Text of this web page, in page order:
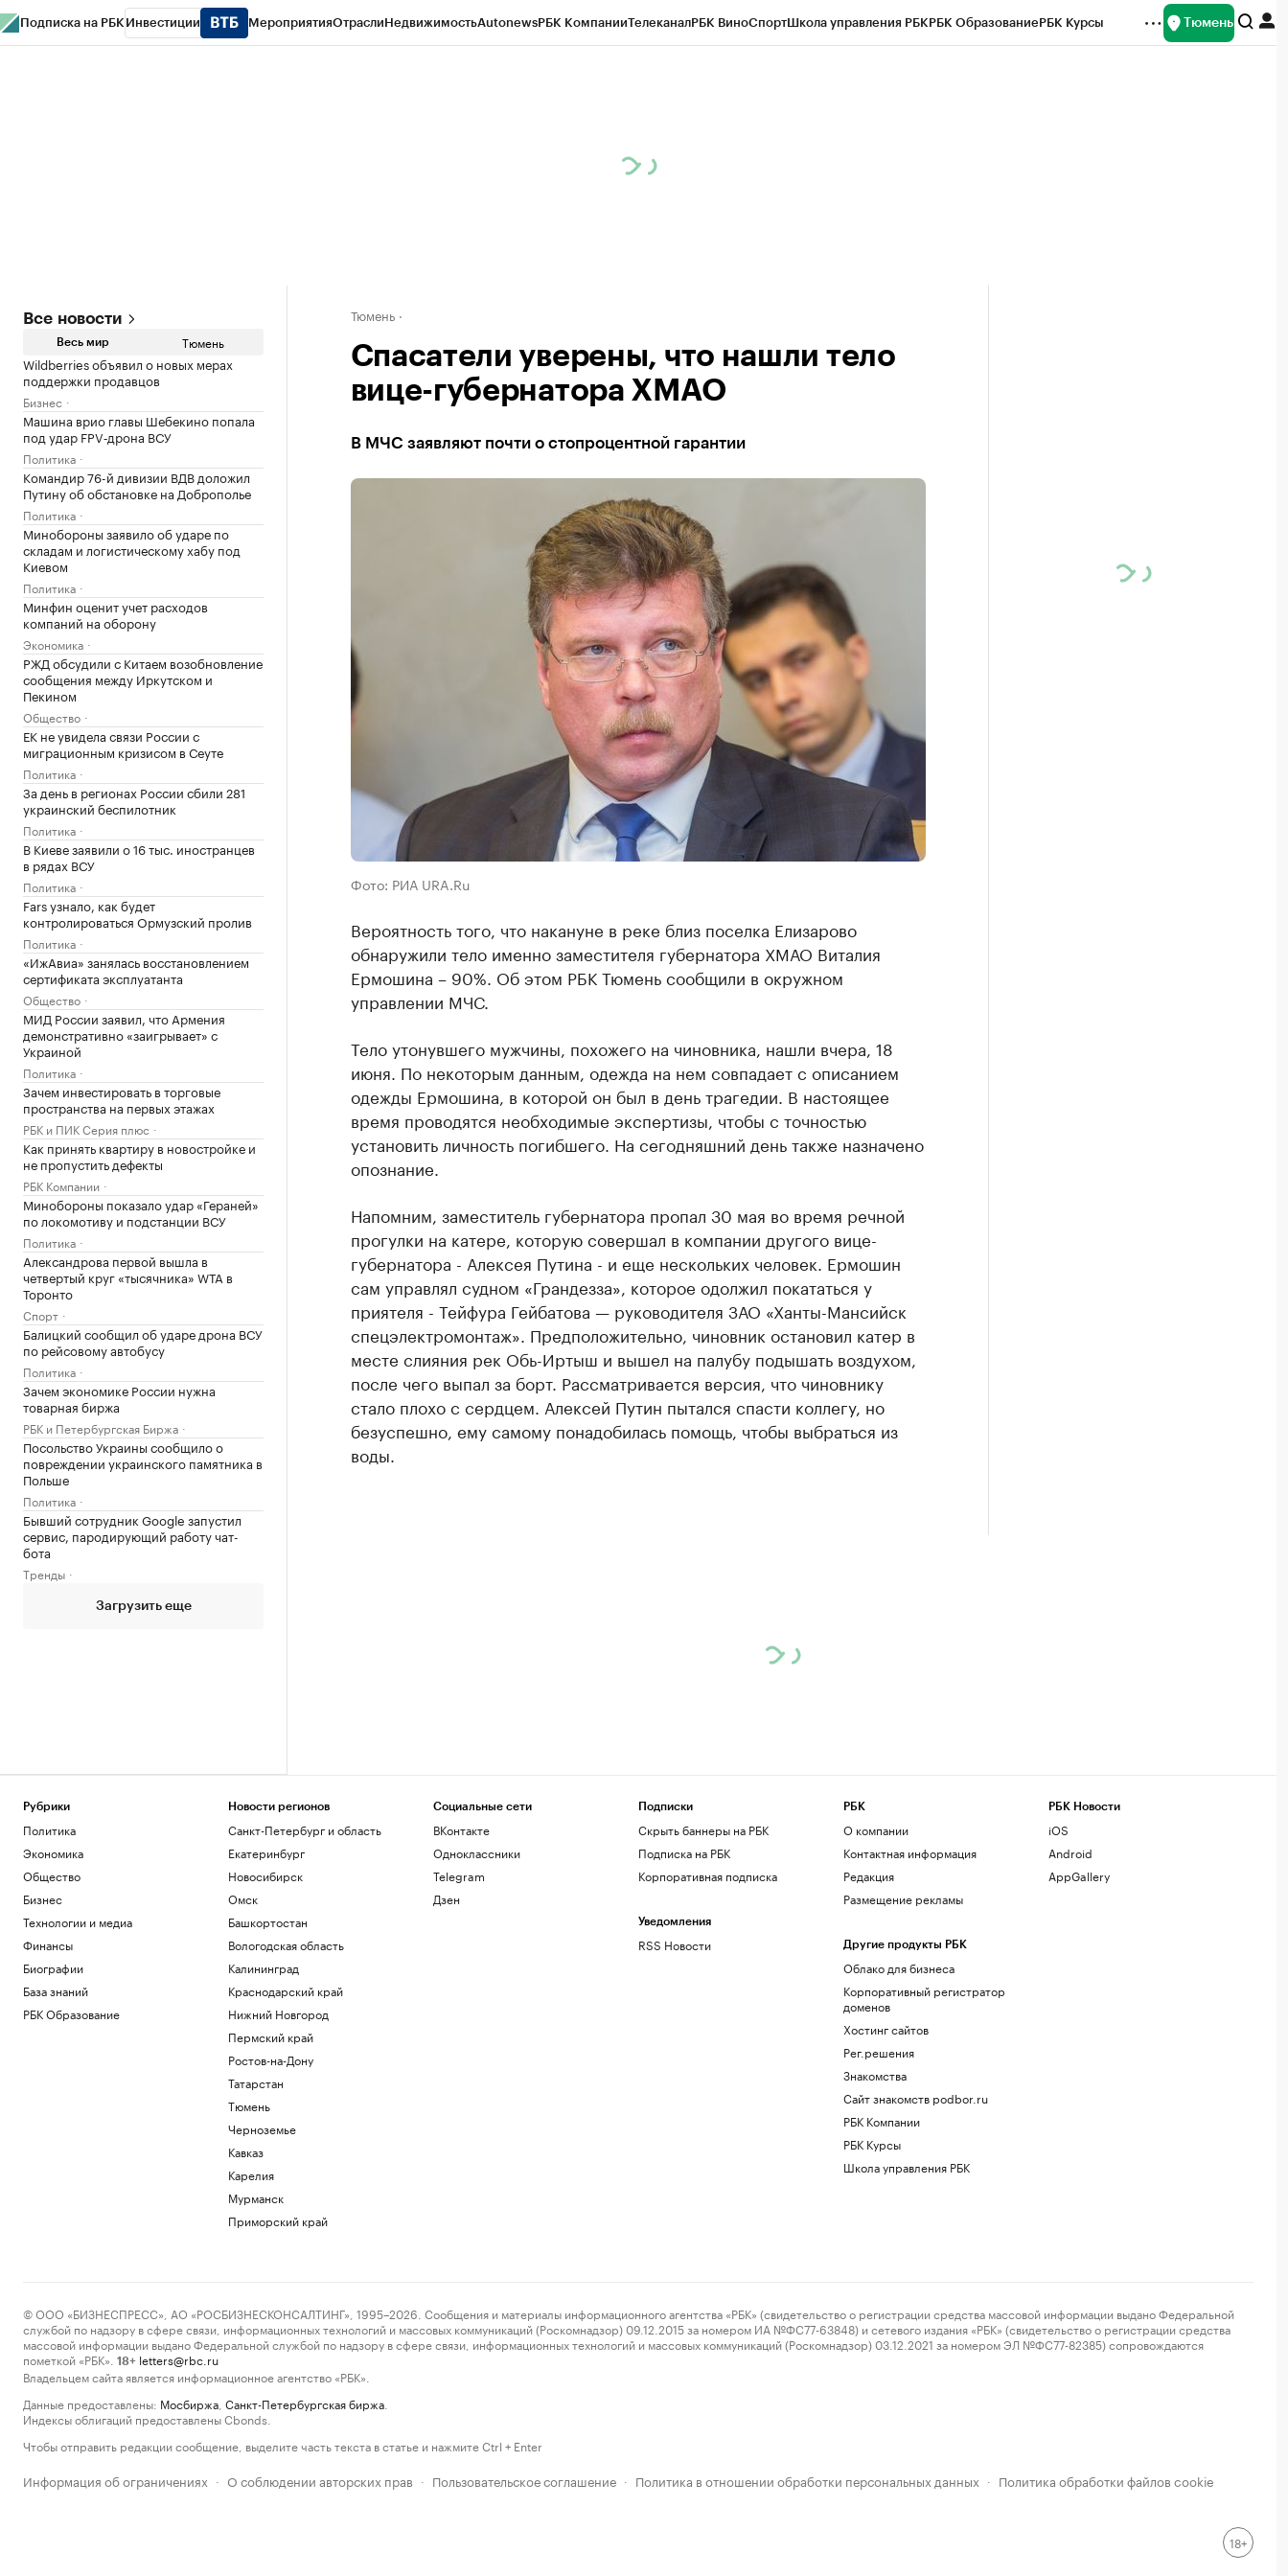
Подписка на РБК Инвестиции МероприятияОтраслиНедвижимостьAutonewsРБК КомпанииТелеканалРБК ВиноСпортШкола управления РБКРБК ОбразованиеРБК Курсы Тюмень
Все новости
Весь мир Тюмень
Wildberries объявил о новых мерах
поддержки продавцов
Бизнес
Машина врио главы Шебекино попала
под удар FPV‑дрона ВСУ
Политика
Командир 76-й дивизии ВДВ доложил
Путину об обстановке на Доброполье
Политика
Минобороны заявило об ударе по
складам и логистическому хабу под
Киевом
Политика
Минфин оценит учет расходов
компаний на оборону
Экономика
РЖД обсудили с Китаем возобновление
сообщения между Иркутском и
Пекином
Общество
ЕК не увидела связи России с
миграционным кризисом в Сеуте
Политика
За день в регионах России сбили 281
украинский беспилотник
Политика
В Киеве заявили о 16 тыс. иностранцев
в рядах ВСУ
Политика
Fars узнало, как будет
контролироваться Ормузский пролив
Политика
«ИжАвиа» занялась восстановлением
сертификата эксплуатанта
Общество
МИД России заявил, что Армения
демонстративно «заигрывает» с
Украиной
Политика
Зачем инвестировать в торговые
пространства на первых этажах
РБК и ПИК Серия плюс
Как принять квартиру в новостройке и
не пропустить дефекты
РБК Компании
Минобороны показало удар «Гераней»
по локомотиву и подстанции ВСУ
Политика
Александрова первой вышла в
четвертый круг «тысячника» WTA в
Торонто
Спорт
Балицкий сообщил об ударе дрона ВСУ
по рейсовому автобусу
Политика
Зачем экономике России нужна
товарная биржа
РБК и Петербургская Биржа
Посольство Украины сообщило о
повреждении украинского памятника в
Польше
Политика
Бывший сотрудник Google запустил
сервис, пародирующий работу чат-
бота
Тренды
Загрузить еще
Тюмень
Спасатели уверены, что нашли тело
вице-губернатора ХМАО
В МЧС заявляют почти о стопроцентной гарантии
Фото: РИА URA.Ru
Вероятность того, что накануне в реке близ поселка Елизарово
обнаружили тело именно заместителя губернатора ХМАО Виталия
Ермошина – 90%. Об этом РБК Тюмень сообщили в окружном
управлении МЧС.
Тело утонувшего мужчины, похожего на чиновника, нашли вчера, 18
июня. По некоторым данным, одежда на нем совпадает с описанием
одежды Ермошина, в которой он был в день трагедии. В настоящее
время проводятся необходимые экспертизы, чтобы с точностью
установить личность погибшего. На сегодняшний день также назначено
опознание.
Напомним, заместитель губернатора пропал 30 мая во время речной
прогулки на катере, которую совершал в компании другого вице-
губернатора - Алексея Путина - и еще нескольких человек. Ермошин
сам управлял судном «Грандезза», которое одолжил покататься у
приятеля - Тейфура Гейбатова — руководителя ЗАО «Ханты-Мансийск
спецэлектромонтаж». Предположительно, чиновник остановил катер в
месте слияния рек Обь-Иртыш и вышел на палубу подышать воздухом,
после чего выпал за борт. Рассматривается версия, что чиновнику
стало плохо с сердцем. Алексей Путин пытался спасти коллегу, но
безуспешно, ему самому понадобилась помощь, чтобы выбраться из
воды.
Рубрики
Политика
Экономика
Общество
Бизнес
Технологии и медиа
Финансы
Биографии
База знаний
РБК Образование
Новости регионов
Санкт-Петербург и область
Екатеринбург
Новосибирск
Омск
Башкортостан
Вологодская область
Калининград
Краснодарский край
Нижний Новгород
Пермский край
Ростов-на-Дону
Татарстан
Тюмень
Черноземье
Кавказ
Карелия
Мурманск
Приморский край
Социальные сети
ВКонтакте
Одноклассники
Telegram
Дзен
Подписки
Скрыть баннеры на РБК
Подписка на РБК
Корпоративная подписка
Уведомления
RSS Новости
РБК
О компании
Контактная информация
Редакция
Размещение рекламы
Другие продукты РБК
Облако для бизнеса
Корпоративный регистратор
доменов
Хостинг сайтов
Рег.решения
Знакомства
Сайт знакомств podbor.ru
РБК Компании
РБК Курсы
Школа управления РБК
РБК Новости
iOS
Android
AppGallery
© ООО «БИЗНЕСПРЕСС», АО «РОСБИЗНЕСКОНСАЛТИНГ», 1995–2026. Сообщения и материалы информационного агентства «РБК» (свидетельство о регистрации средства массовой информации выдано Федеральной
службой по надзору в сфере связи, информационных технологий и массовых коммуникаций (Роскомнадзор) 09.12.2015 за номером ИА №ФС77-63848) и сетевого издания «РБК» (свидетельство о регистрации средства
массовой информации выдано Федеральной службой по надзору в сфере связи, информационных технологий и массовых коммуникаций (Роскомнадзор) 03.12.2021 за номером ЭЛ №ФС77-82385) сопровождаются
пометкой «РБК».
18+ letters@rbc.ru
Владельцем сайта является информационное агентство «РБК».
Данные предоставлены: Мосбиржа Санкт-Петербургская биржа
Индексы облигаций предоставлены Cbonds.
Чтобы отправить редакции сообщение, выделите часть текста в статье и нажмите Ctrl + Enter
Информация об ограничениях · О соблюдении авторских прав · Пользовательское соглашение · Политика в отношении обработки персональных данных · Политика обработки файлов cookie
18+